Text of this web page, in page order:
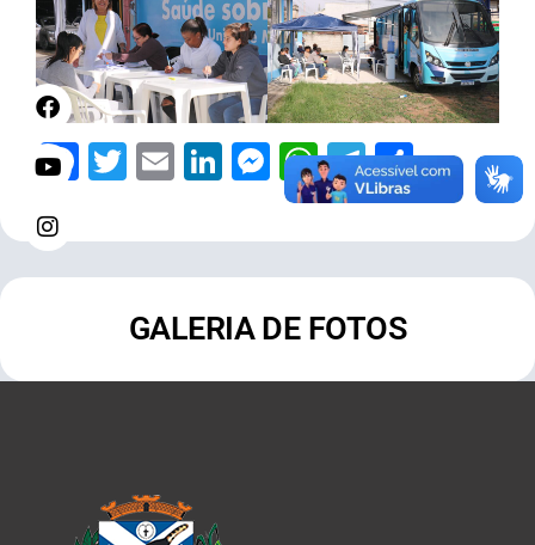
Facebook
Twitter
EmailLinkedIn
Messenger
WhatsApp
Telegram
Share
GALERIA DE FOTOS